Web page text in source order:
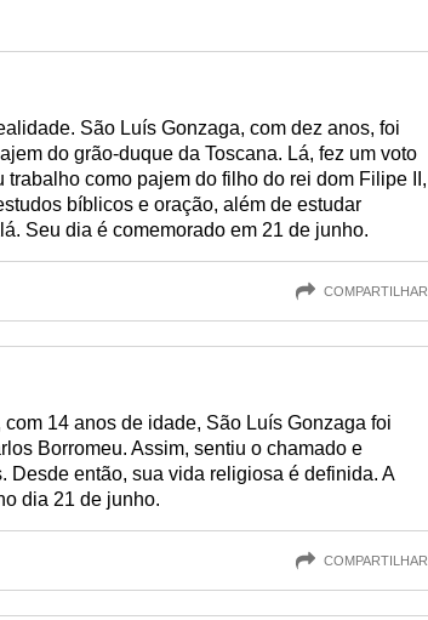
São Luís Gonzaga, com dez anos, foi
do grão-duque da Toscana. Lá, fez um voto
como pajem do filho do rei dom Filipe II,
bíblicos e oração, além de estudar
Seu dia é comemorado em 21 de junho.
COMPARTILHAR
14 anos de idade, São Luís Gonzaga foi
Borromeu. Assim, sentiu o chamado e
Desde então, sua vida religiosa é definida. A
dia 21 de junho.
COMPARTILHAR